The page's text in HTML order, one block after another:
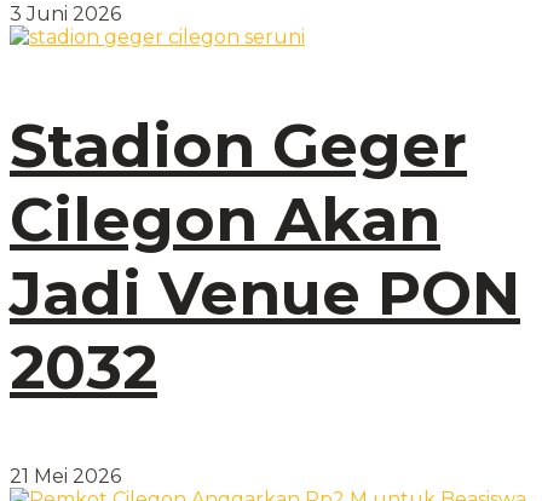
3 Juni 2026
Stadion Geger
Cilegon Akan
Jadi Venue PON
2032
21 Mei 2026